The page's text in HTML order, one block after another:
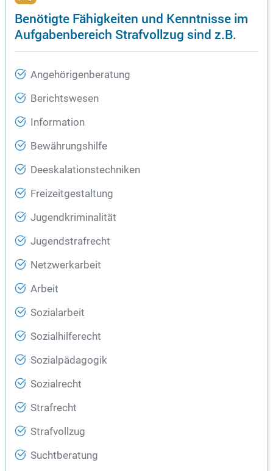
Benötigte Fähigkeiten und Kenntnisse im
Aufgabenbereich Strafvollzug sind z.B.
Angehörigenberatung
Berichtswesen
Information
Bewährungshilfe
Deeskalationstechniken
Freizeitgestaltung
Jugendkriminalität
Jugendstrafrecht
Netzwerkarbeit
Arbeit
Sozialarbeit
Sozialhilferecht
Sozialpädagogik
Sozialrecht
Strafrecht
Strafvollzug
Suchtberatung